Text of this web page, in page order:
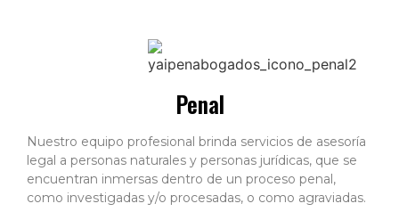
Penal
Nuestro equipo profesional brinda servicios de asesoría
legal a personas naturales y personas jurídicas, que se
encuentran inmersas dentro de un proceso penal,
como investigadas y/o procesadas, o como agraviadas.